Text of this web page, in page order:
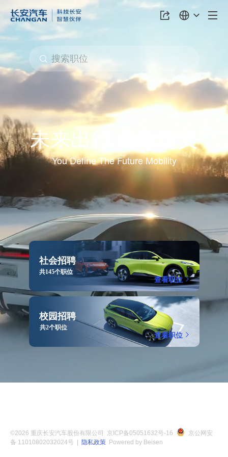
未来出行 由你定义
You Define The Future Mobility
社会招聘
共145个职位
查看职位
校园招聘
共2个职位
查看职位
©2026 重庆长安汽车股份有限公司 京ICP备05051632号-16
京公网安
备 11010802032024号
隐私政策 Powered by Beisen